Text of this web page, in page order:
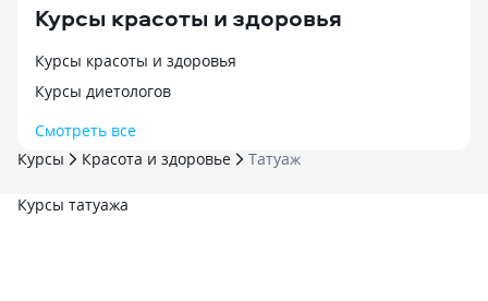
Курсы татуажа
Курсы красоты и здоровья
Курсы красоты и здоровья
Курсы диетологов
Смотреть все
Курсы
Красота и здоровье Татуаж